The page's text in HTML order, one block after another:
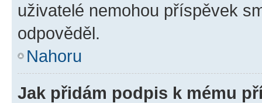
uživatelé nemohou příspěvek
odpověděl.
Nahoru
Jak přidám podpis k mému